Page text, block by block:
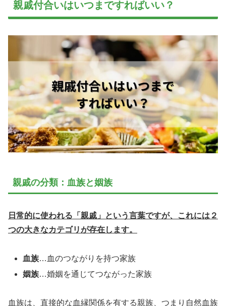
親戚付合いはいつまですればいい？
親戚の分類：血族と姻族
日常的に使われる「親戚」という言葉ですが、これには２
つの大きなカテゴリが存在します。
血族…血のつながりを持つ家族
姻族…婚姻を通じてつながった家族
血族は、直接的な血縁関係を有する親族、つまり自然血族